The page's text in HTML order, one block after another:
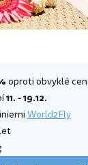
oproti obvyklé
11. - 19.12.
World2Fly